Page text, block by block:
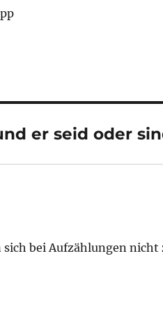
er seid oder
bei Aufzählungen